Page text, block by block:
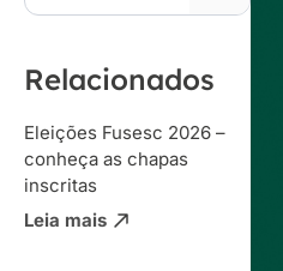
Relacionados
Eleições Fusesc 2026 –
conheça as chapas
inscritas
Leia mais